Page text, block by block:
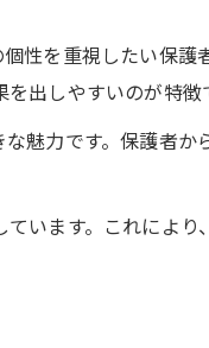
性を重視したい保護
出しやすいのが特徴
魅力です。保護者
います。これによ